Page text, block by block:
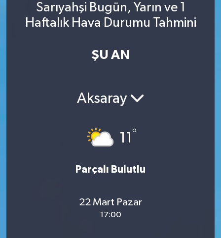
Sarıyahşi Bugün, Yarın ve 1
Haftalık Hava Durumu Tahmini
ŞU AN
Aksaray
11 °
Parçalı Bulutlu
22 Mart Pazar
17:00
Kahramanmaraş Trafik Yoğunluk Haritası